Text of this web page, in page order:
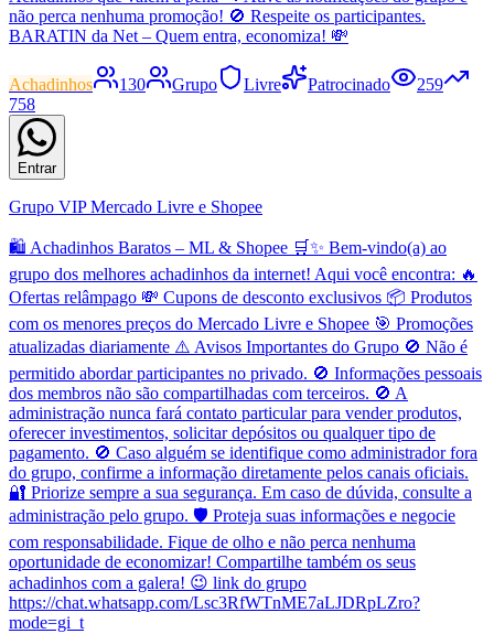
não perca nenhuma promoção! 🚫 Respeite os participantes.
BARATIN da Net – Quem entra, economiza! 💸
Achadinhos 130 Grupo Livre Patrocinado
259
758
Entrar
Grupo VIP Mercado Livre e Shopee
🛍️ Achadinhos Baratos – ML & Shopee 🛒✨ Bem-vindo(a) ao
grupo dos melhores achadinhos da internet! Aqui você encontra: 🔥
Ofertas relâmpago 💸 Cupons de desconto exclusivos 📦 Produtos
com os menores preços do Mercado Livre e Shopee 🎯 Promoções
atualizadas diariamente ⚠️ Avisos Importantes do Grupo 🚫 Não é
permitido abordar participantes no privado. 🚫 Informações pessoais
dos membros não são compartilhadas com terceiros. 🚫 A
administração nunca fará contato particular para vender produtos,
oferecer investimentos, solicitar depósitos ou qualquer tipo de
pagamento. 🚫 Caso alguém se identifique como administrador fora
do grupo, confirme a informação diretamente pelos canais oficiais.
🔐 Priorize sempre a sua segurança. Em caso de dúvida, consulte a
administração pelo grupo. 🛡️ Proteja suas informações e negocie
com responsabilidade. Fique de olho e não perca nenhuma
oportunidade de economizar! Compartilhe também os seus
achadinhos com a galera! 😉 link do grupo
https://chat.whatsapp.com/Lsc3RfWTnME7aLJDRpLZro?
mode=gi_t